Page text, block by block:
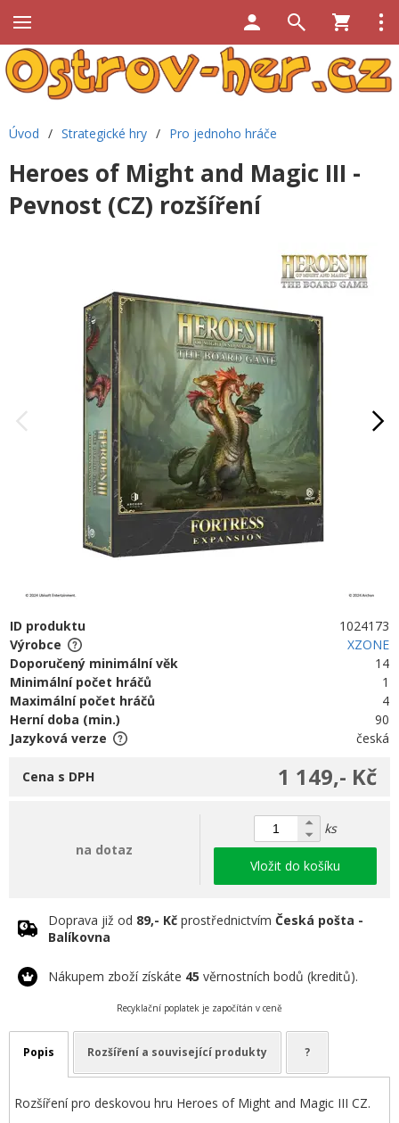
Úvod / Strategické hry / Pro jednoho hráče
Heroes of Might and Magic III -
Pevnost (CZ) rozšíření
ID produktu
1024173
Výrobce
XZONE
Doporučený minimální věk
14
Minimální počet hráčů
1
Maximální počet hráčů
4
Herní doba (min.)
90
Jazyková verze
česká
1 149,- Kč
Cena s DPH
na dotaz
ks
Vložit do košíku
Doprava již od 89,- Kč prostřednictvím Česká pošta -
Balíkovna
Nákupem zboží získáte 45 věrnostních bodů (kreditů).
Recyklační poplatek je započítán v ceně
Popis Rozšíření a související produkty ?
Rozšíření pro deskovou hru Heroes of Might and Magic III CZ.